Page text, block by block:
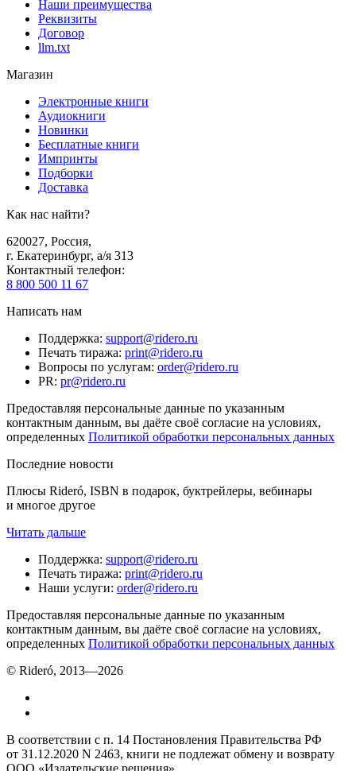
Наши преимущества
Реквизиты
Договор
llm.txt
Магазин
Электронные книги
Аудиокниги
Новинки
Бесплатные книги
Импринты
Подборки
Доставка
Как нас найти?
620027, Россия,
г. Екатеринбург, а/я 313
Контактный телефон:
8 800 500 11 67
Написать нам
Поддержка: support@ridero.ru
Печать тиража: print@ridero.ru
Вопросы по услугам: order@ridero.ru
PR: pr@ridero.ru
Предоставляя персональные данные по указанным
контактным данным, вы даёте своё согласие на условиях,
определенных Политикой обработки персональных данных
Последние новости
Плюсы Rideró, ISBN в подарок, буктрейлеры, вебинары
и многое другое
Читать дальше
Поддержка: support@ridero.ru
Печать тиража: print@ridero.ru
Наши услуги: order@ridero.ru
Предоставляя персональные данные по указанным
контактным данным, вы даёте своё согласие на условиях,
определенных Политикой обработки персональных данных
© Rideró, 2013—2026
В соответствии с п. 14 Постановления Правительства РФ
от 31.12.2020 N 2463, книги не подлежат обмену и возврату
ООО «Издательские решения»